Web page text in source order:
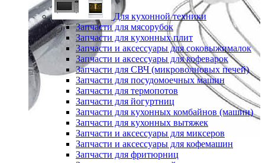
Для кухонной техники
Запчасти для мясорубок
Запчасти для кухонных плит
Запчасти и аксессуары для соковыжималок
Запчасти и аксессуары для кофеварок
Запчасти для СВЧ (микроволновых печей)
Запчасти для посудомоечных машин
Запчасти для термопотов
Запчасти для йогуртниц
Запчасти для кухонных комбайнов (машин)
Запчасти для кухонных вытяжек
Запчасти и аксессуары для миксеров
Запчасти и аксессуары для кофемашин
Запчасти для фритюрниц